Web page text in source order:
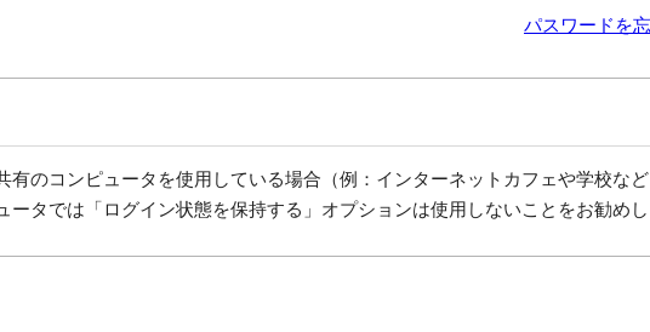
パスワードを
有のコンピュータを使用している場合（例：インターネットカフェや学校など
ータでは「ログイン状態を保持する」オプションは使用しないことをお勧めし